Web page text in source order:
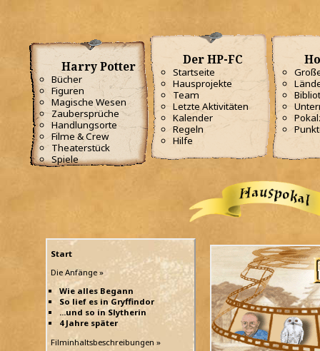
Harry Potter
Bücher
Figuren
Magische Wesen
Zaubersprüche
Handlungsorte
Filme & Crew
Theaterstück
Spiele
Der HP-FC
Startseite
Hausprojekte
Team
Letzte Aktivitäten
Kalender
Regeln
Hilfe
Start
Die Anfänge »
Wie alles Begann
So lief es in Gryffindor
...und so in Slytherin
4 Jahre später
Filminhaltsbeschreibungen »